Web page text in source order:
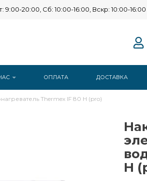
9:00-20:00, Сб: 10:00-16:00, Вскр: 10:00-16:00
ОПЛАТА ДОСТАВКА
Thermex IF 80 H (pro)
H